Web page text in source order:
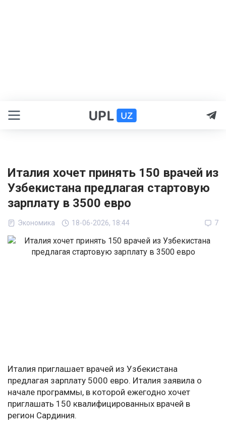
Италия хочет принять 150 врачей из
Узбекистана предлагая стартовую
зарплату в 3500 евро
Экономика 18-06-2026, 18:44 7
Италия приглашает врачей из Узбекистана
предлагая зарплату 5000 евро. Италия заявила о
начале программы, в которой ежегодно хочет
приглашать 150 квалифицированных врачей в
регион Сардиния.